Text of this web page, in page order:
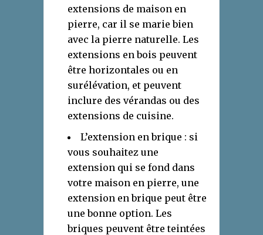
extensions de maison en
pierre, car il se marie bien
avec la pierre naturelle. Les
extensions en bois peuvent
être horizontales ou en
surélévation, et peuvent
inclure des vérandas ou des
extensions de cuisine.
L’extension en brique : si
vous souhaitez une
extension qui se fond dans
votre maison en pierre, une
extension en brique peut être
une bonne option. Les
briques peuvent être teintées